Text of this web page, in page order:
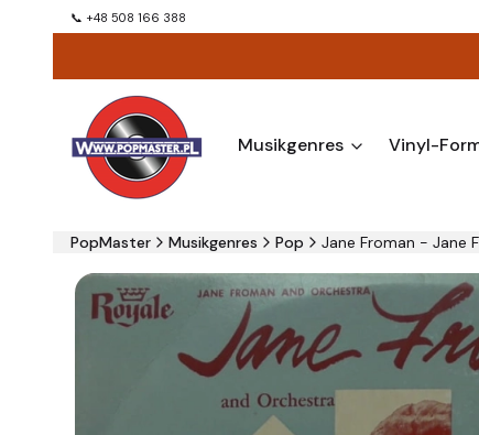
📞 +48 508 166 388
Musikgenres Vinyl-
PopMaster Musikgenres Pop Jane Froman - Jane